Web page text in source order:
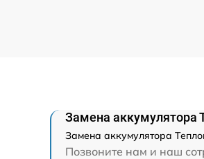
Замена аккумулятора
Замена аккумулятора
Позвоните нам и наш